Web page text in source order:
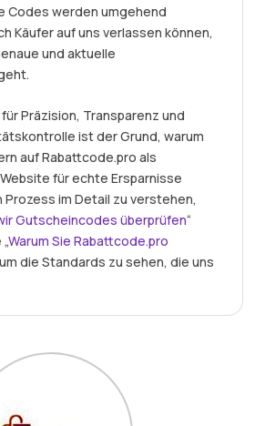
Codes werden umgehend
Käufer auf uns verlassen können,
und aktuelle
Präzision, Transparenz und
ist der Grund, warum
auf Rabattcode.pro als
für echte Ersparnisse
Prozess im Detail zu verstehen,
Gutscheincodes überprüfen“
Warum Sie Rabattcode.pro
um die Standards zu sehen, die uns